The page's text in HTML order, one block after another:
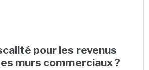
pour les revenus
murs commerciaux ?